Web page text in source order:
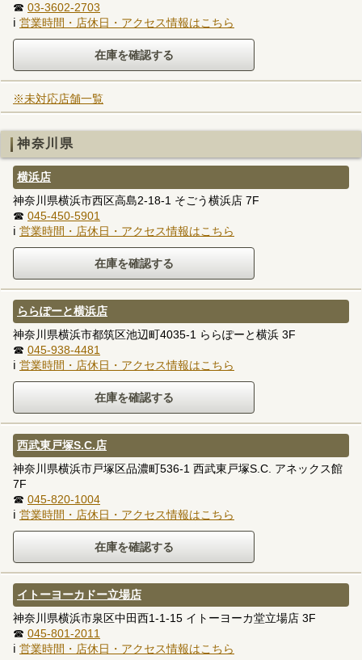
☎ 03-3602-2703
ℹ 営業時間・店休日・アクセス情報はこちら
※未対応店舗一覧
神奈川県
横浜店
神奈川県横浜市西区高島2-18-1 そごう横浜店 7F
☎ 045-450-5901
ℹ 営業時間・店休日・アクセス情報はこちら
ららぽーと横浜店
神奈川県横浜市都筑区池辺町4035-1 ららぽーと横浜 3F
☎ 045-938-4481
ℹ 営業時間・店休日・アクセス情報はこちら
西武東戸塚S.C.店
神奈川県横浜市戸塚区品濃町536-1 西武東戸塚S.C. アネックス館
7F
☎ 045-820-1004
ℹ 営業時間・店休日・アクセス情報はこちら
イトーヨーカドー立場店
神奈川県横浜市泉区中田西1-1-15 イトーヨーカ堂立場店 3F
☎ 045-801-2011
ℹ 営業時間・店休日・アクセス情報はこちら